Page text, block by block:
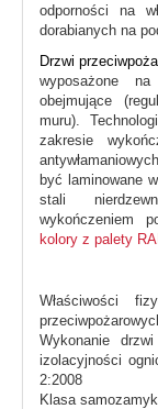
odporności na
dorabianych na
Drzwi
wyposażone
obejmujące
muru).
zakresie
być laminowane
stali
wykończeniem
kolory z palety
Właściwości
Wykonanie
izolacyjności
2:2008
Klasa